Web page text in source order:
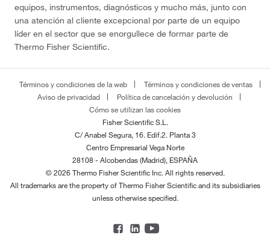
equipos, instrumentos, diagnósticos y mucho más, junto con
una atención al cliente excepcional por parte de un equipo
líder en el sector que se enorgullece de formar parte de
Thermo Fisher Scientific.
Términos y condiciones de la web
Términos y condiciones de ventas
Aviso de privacidad
Política de cancelación y devolución
Cómo se utilizan las cookies
Fisher Scientific S.L.
C/ Anabel Segura, 16. Edif.2. Planta 3
Centro Empresarial Vega Norte
28108 - Alcobendas (Madrid), ESPAÑA
© 2026 Thermo Fisher Scientific Inc. All rights reserved.
All trademarks are the property of Thermo Fisher Scientific and its subsidiaries
unless otherwise specified.